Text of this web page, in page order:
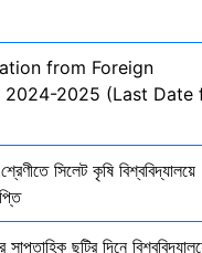
from Foreign
2024-2025 (Last Date
সিলেট কৃষি বিশ্ববিদ্যালয়ে
ছুটির দিনে